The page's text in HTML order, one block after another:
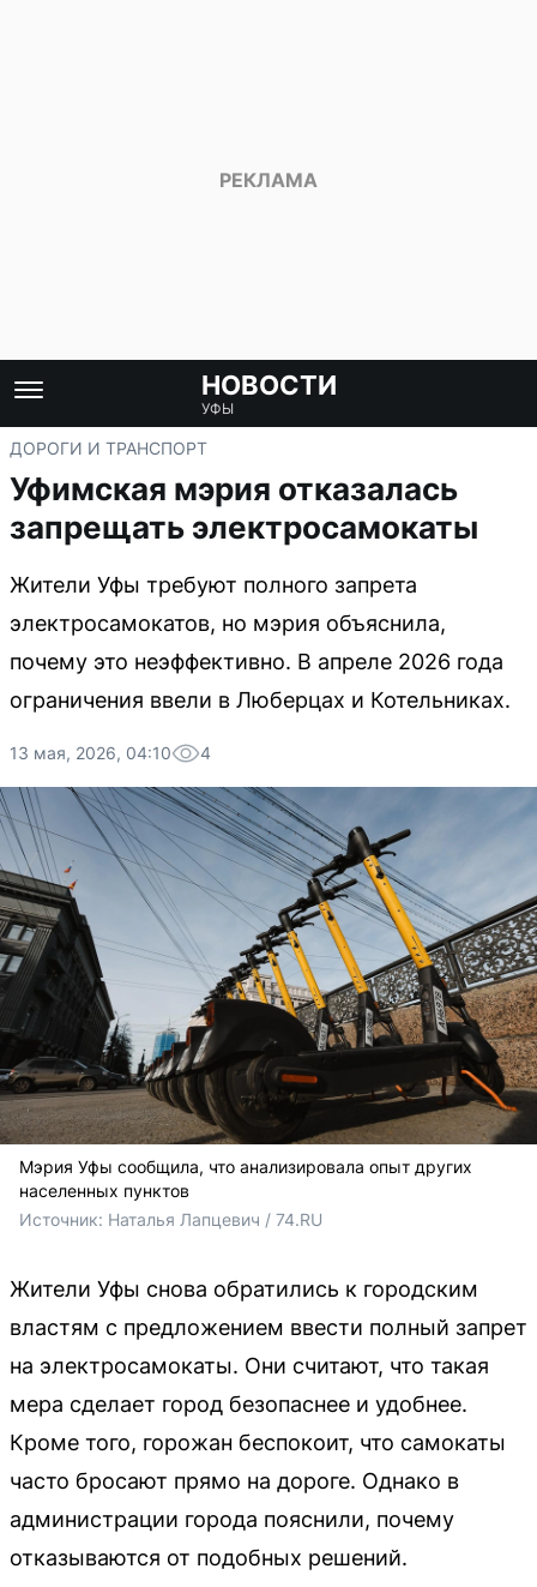
НОВОСТИ
УФЫ
ДОРОГИ И ТРАНСПОРТ
Уфимская мэрия отказалась
запрещать электросамокаты
Жители Уфы требуют полного запрета
электросамокатов, но мэрия объяснила,
почему это неэффективно. В апреле 2026 года
ограничения ввели в Люберцах и Котельниках.
13 мая, 2026, 04:10 4
Мэрия Уфы сообщила, что анализировала опыт других
населенных пунктов
Источник: Наталья Лапцевич / 74.RU
Жители Уфы снова обратились к городским
властям с предложением ввести полный запрет
на электросамокаты. Они считают, что такая
мера сделает город безопаснее и удобнее.
Кроме того, горожан беспокоит, что самокаты
часто бросают прямо на дороге. Однако в
администрации города пояснили, почему
отказываются от подобных решений.